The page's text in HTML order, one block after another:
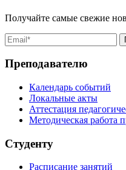
Получайте самые свежие
Преподавателю
Календарь событий
Локальные акты
Аттестация
Методическая работа
Студенту
Расписание занятий